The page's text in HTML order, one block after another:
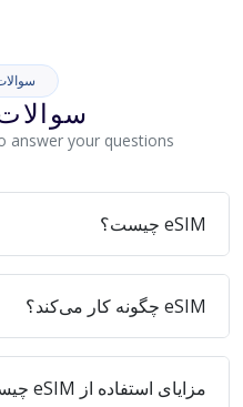
answer your questions
eSIM چیست؟
eSIM چگونه کار می‌کند؟
مزایای استفاده از eSIM چیست؟